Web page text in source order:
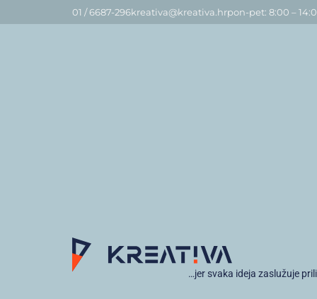
01 / 6687-296kreativa@kreativa.hrpon-pet: 8:00 –
…jer svaka ideja zaslužuje